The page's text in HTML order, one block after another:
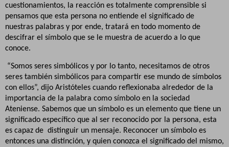
cuestionamientos, la reacción es totalmente comprensible si
pensamos que esta persona no entiende el significado de
nuestras palabras y por ende, tratará en todo momento de
descifrar el símbolo que se le muestra de acuerdo a lo que
conoce.
“Somos seres simbólicos y por lo tanto, necesitamos de otros
seres también simbólicos para compartir ese mundo de símbolos
con ellos”, dijo Aristóteles cuando reflexionaba alrededor de la
importancia de la palabra como símbolo en la sociedad
Ateniense. Sabemos que un símbolo es un elemento que tiene un
significado específico que al ser reconocido por la persona, esta
es capaz de distinguir un mensaje. Reconocer un símbolo es
entonces una distinción, y quien conozca el significado del mismo,